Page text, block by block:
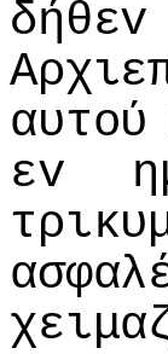
δήθεv
αυτoύ
εv